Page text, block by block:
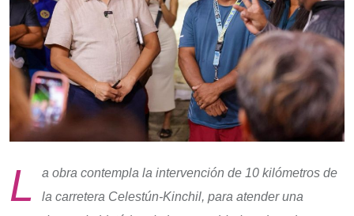
L
a obra contempla la intervención de 10 kilómetros de
la carretera Celestún-Kinchil, para atender una